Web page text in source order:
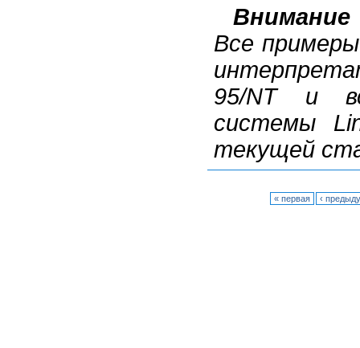
Внимание
Все
95/NT и
системы
текущей
« первая ‹